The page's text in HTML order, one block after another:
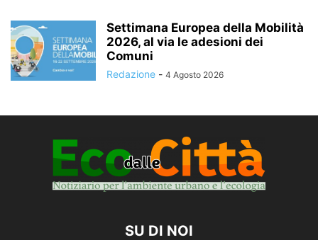
Settimana Europea della Mobilità
2026, al via le adesioni dei
Comuni
Redazione - 4 Agosto 2026
SU DI NOI